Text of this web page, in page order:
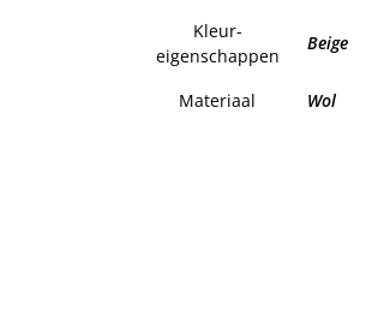
Kleur-
eigenschappen
Beige
Materiaal Wol